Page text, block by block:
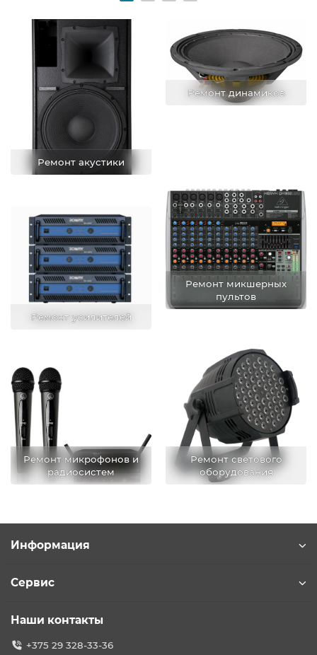
Ремонт акустики
Ремонт динамиков
Ремонт усилителей
Ремонт микшерных
пультов
Ремонт микрофонов и
радиосистем
Ремонт светового
оборудования
Информация
Сервис
Наши контакты
+375 29 328-33-36